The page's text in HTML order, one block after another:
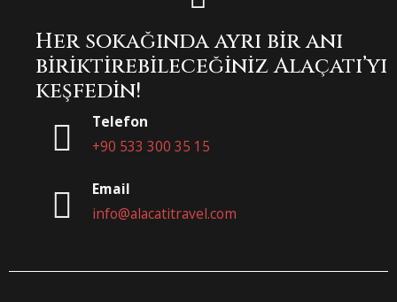
Her sokağında ayrı bir anı
biriktirebileceğiniz Alaçatı’yı
keşfedin!
Telefon
+90 533 300 35 15
Email
info@alacatitravel.com